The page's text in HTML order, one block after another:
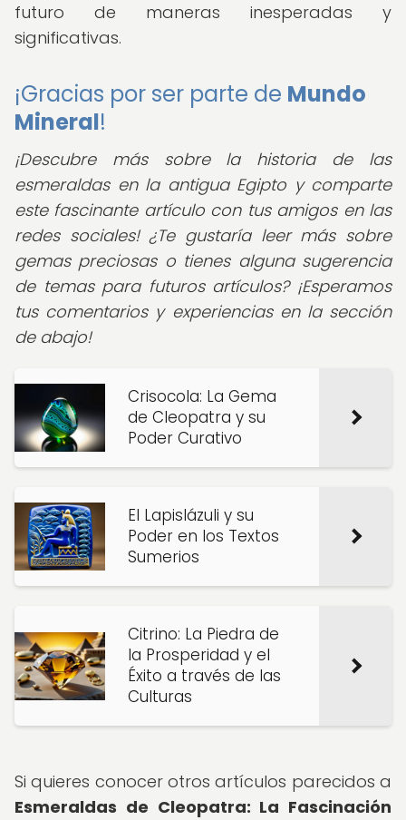
futuro de maneras inesperadas y
significativas.
¡Gracias por ser parte de Mundo
Mineral!
¡Descubre más sobre la historia de las
esmeraldas en la antigua Egipto y comparte
este fascinante artículo con tus amigos en las
redes sociales! ¿Te gustaría leer más sobre
gemas preciosas o tienes alguna sugerencia
de temas para futuros artículos? ¡Esperamos
tus comentarios y experiencias en la sección
de abajo!
Crisocola: La Gema
de Cleopatra y su
Poder Curativo
El Lapislázuli y su
Poder en los Textos
Sumerios
Citrino: La Piedra de
la Prosperidad y el
Éxito a través de las
Culturas
Si quieres conocer otros artículos parecidos a
Esmeraldas de Cleopatra: La Fascinación